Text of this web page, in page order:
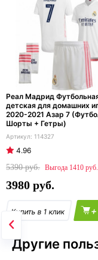
Реал Мадрид
детская для домашних
2020-2021 Азар 7
Шорты + Гетры)
114327
4.96
5390
1410
3980
+
Другие